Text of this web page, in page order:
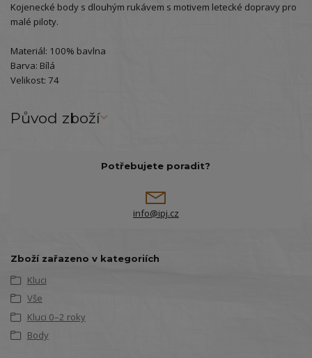
Kojenecké body s dlouhým rukávem s motivem letecké dopravy pro
malé piloty.
Materiál: 100% bavlna
Barva: Bílá
Velikost: 74
Původ zboží
Potřebujete poradit?
info@ipj.cz
Zboží zařazeno v kategoriích
Kluci
Vše
Kluci 0–2 roky
Body